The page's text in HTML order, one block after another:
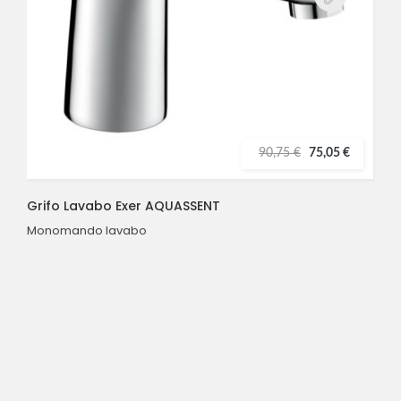
90,75 € 75,05 €
Grifo Lavabo Exer AQUASSENT
Monomando lavabo